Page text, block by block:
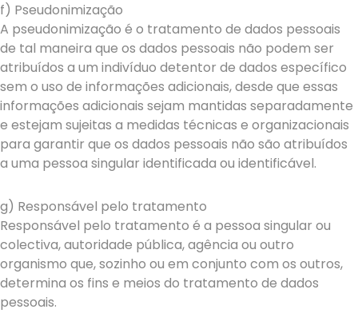
f) Pseudonimização
A pseudonimização é o tratamento de dados pessoais
de tal maneira que os dados pessoais não podem ser
atribuídos a um indivíduo detentor de dados específico
sem o uso de informações adicionais, desde que essas
informações adicionais sejam mantidas separadamente
e estejam sujeitas a medidas técnicas e organizacionais
para garantir que os dados pessoais não são atribuídos
a uma pessoa singular identificada ou identificável.
g) Responsável pelo tratamento
Responsável pelo tratamento é a pessoa singular ou
colectiva, autoridade pública, agência ou outro
organismo que, sozinho ou em conjunto com os outros,
determina os fins e meios do tratamento de dados
pessoais.